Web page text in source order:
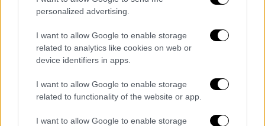
personalized advertising.
I want to allow Google to enable storage
related to analytics like cookies on web or
device identifiers in apps.
I want to allow Google to enable storage
related to functionality of the website or app.
I want to allow Google to enable storage
τραμπουκισμών, και τον οποίο ποτέ δεν
τόλμησε να διαγράψει οριστικά.
Το κόμμα που όχι μόνο δεν απομάκρυνε, αλλά
αντιθέτως τοποθέτησε στην πρώτη γραμμή,
πρώην Υπουργό ο οποίος έχει καταδικασθεί
αμετάκλητα από τη Δικαιοσύνη για βαρύτατα
αδικήματα.